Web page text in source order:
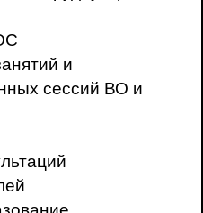
и
сессий ВО и